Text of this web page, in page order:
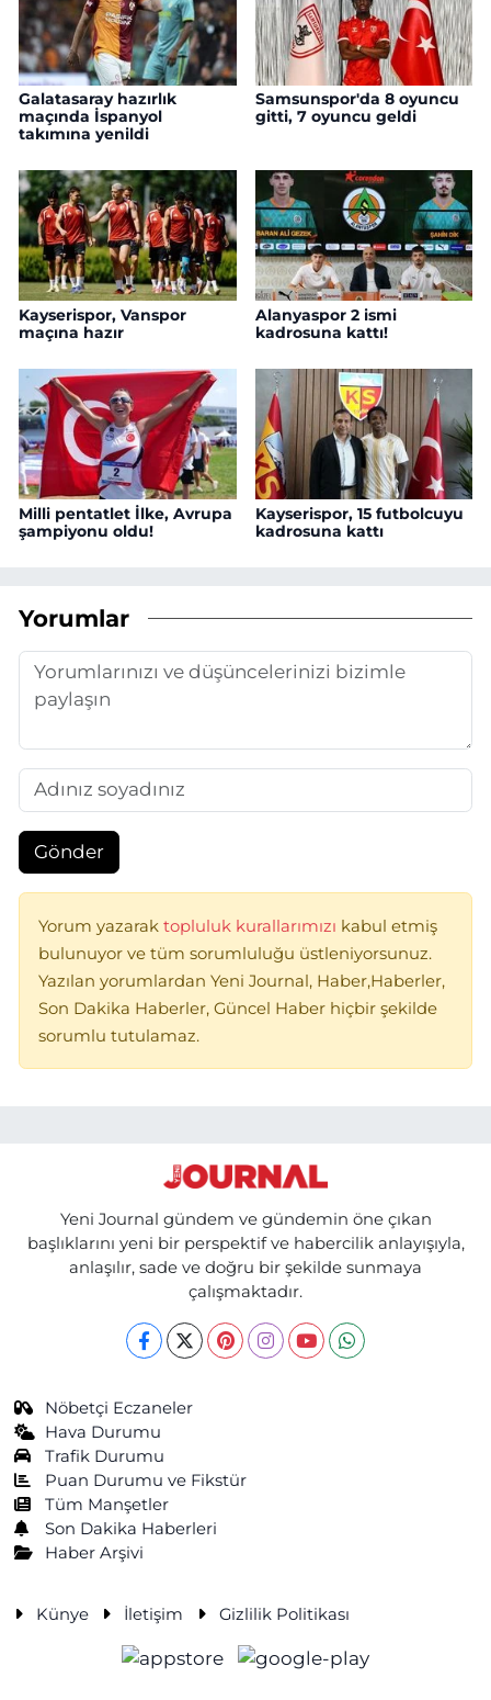
Galatasaray hazırlık
maçında İspanyol
takımına yenildi
Samsunspor'da 8 oyuncu
gitti, 7 oyuncu geldi
Kayserispor, Vanspor
maçına hazır
Alanyaspor 2 ismi
kadrosuna kattı!
Milli pentatlet İlke, Avrupa
şampiyonu oldu!
Kayserispor, 15 futbolcuyu
kadrosuna kattı
Yorumlar
Gönder
Yorum yazarak topluluk kurallarımızı kabul etmiş
bulunuyor ve tüm sorumluluğu üstleniyorsunuz.
Yazılan yorumlardan Yeni Journal, Haber,Haberler,
Son Dakika Haberler, Güncel Haber hiçbir şekilde
sorumlu tutulamaz.
Yeni Journal gündem ve gündemin öne çıkan
başlıklarını yeni bir perspektif ve habercilik anlayışıyla,
anlaşılır, sade ve doğru bir şekilde sunmaya
çalışmaktadır.
Nöbetçi Eczaneler
Hava Durumu
Trafik Durumu
Puan Durumu ve Fikstür
Tüm Manşetler
Son Dakika Haberleri
Haber Arşivi
Künye İletişim Gizlilik Politikası